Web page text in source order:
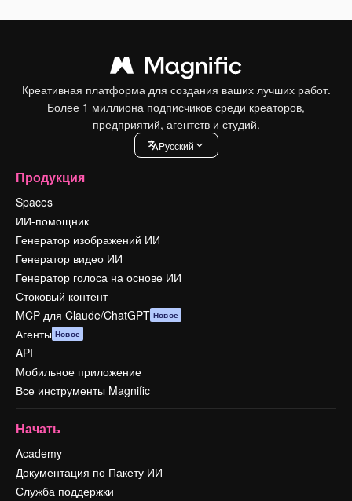
Креативная платформа для создания ваших лучших работ.
Более 1 миллиона подписчиков среди креаторов,
предприятий, агентств и студий.
Pусский
Продукция
Spaces
ИИ-помощник
Генератор изображений ИИ
Генератор видео ИИ
Генератор голоса на основе ИИ
Стоковый контент
MCP для Claude/ChatGPT Новое
Агенты Новое
API
Мобильное приложение
Все инструменты Magnific
Начать
Academy
Документация по Пакету ИИ
Служба поддержки